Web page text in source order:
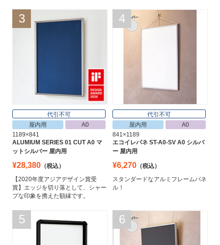
3
代引不可
屋内用
A0
1189×841
ALUMIUM SERIES 01 CUT A0 マ
ットシルバー 屋内用
¥28,380 （税込）
【2020年度アジアデザイン賞受
賞】エッジを切り落として、シャー
プな印象を携えた額縁です。
4
代引不可
屋内用
A0
841×1189
エコイレパネ ST-A0-SV A0 シルバ
ー 屋内用
¥6,270 （税込）
スタンダードなアルミフレームパネ
ル！
5 6